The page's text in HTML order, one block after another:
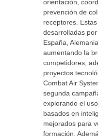
orientación,
prevención de
receptores.
desarrolladas
España,
aumentando la
competidores,
proyectos
Combat Air
segunda
explorando el
basados en
mejorados para
formación.